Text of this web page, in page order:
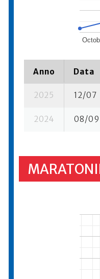
Anno Data
2025 12/07
2024 08/09